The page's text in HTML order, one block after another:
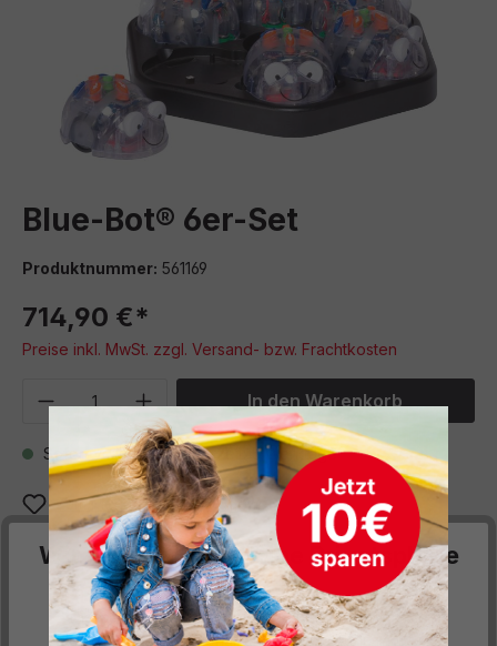
Blue-Bot® 6er-Set
Produktnummer: 561169
714,90 €*
Preise inkl. MwSt. zzgl. Versand- bzw. Frachtkosten
Produkt Anzahl: Gib denIn den Warenkorb
Sofort verfügbar, Lieferzeit: 5 Werktage
Zum Merkzettel hinzufügen
Beschreibung
Das Blue-Bot® Paket enthält 6 Blue-Bots® und eignet sich
somit sehr gut für Klassen-und Gruppenprojekte. Die
Wir respektieren deine Privatsphäre
Diese Website verwendet Cookies, um Ihnen die
bestmögliche Funktionalität bieten zu können... Mehr